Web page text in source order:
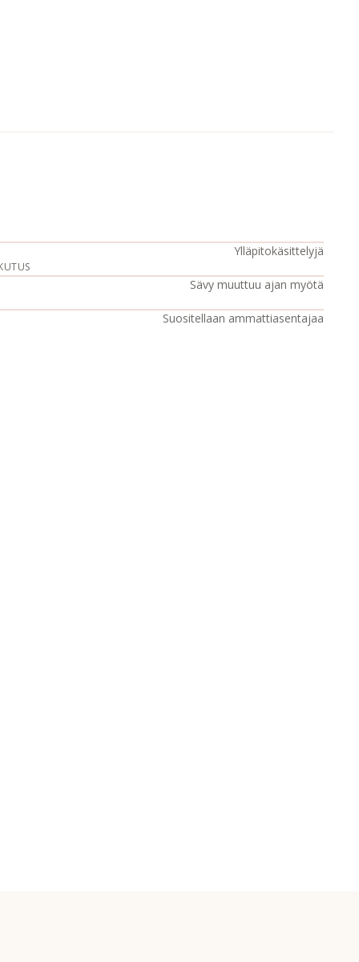
Ylläpitokäsittelyjä
Sävy muuttuu ajan myötä
Suositellaan ammattiasentajaa